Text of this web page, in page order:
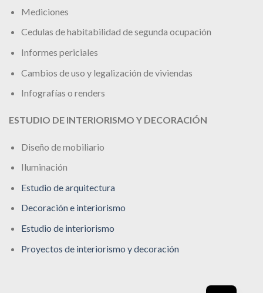
Mediciones
Cedulas de habitabilidad de segunda ocupación
Informes periciales
Cambios de uso y legalización de viviendas
Infografías o renders
ESTUDIO DE INTERIORISMO Y DECORACIÓN
Diseño de mobiliario
Iluminación
Estudio de arquitectura
Decoración e interiorismo
Estudio de interiorismo
Proyectos de interiorismo y decoración